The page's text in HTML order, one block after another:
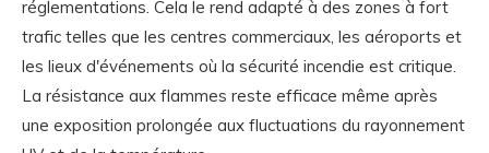
réglementations. Cela le rend adapté à des zones à fort
trafic telles que les centres commerciaux, les aéroports et
les lieux d'événements où la sécurité incendie est critique.
La résistance aux flammes reste efficace même après
une exposition prolongée aux fluctuations du rayonnement